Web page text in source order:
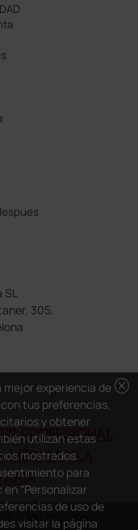
305,
PROFESIONAL
Y LA
- Todos los derechos
cancel
experiencia de
tus preferencias,
y obtener
utilizan estas
mostrados.
para
“Personalizar
de uso de
visitar la página